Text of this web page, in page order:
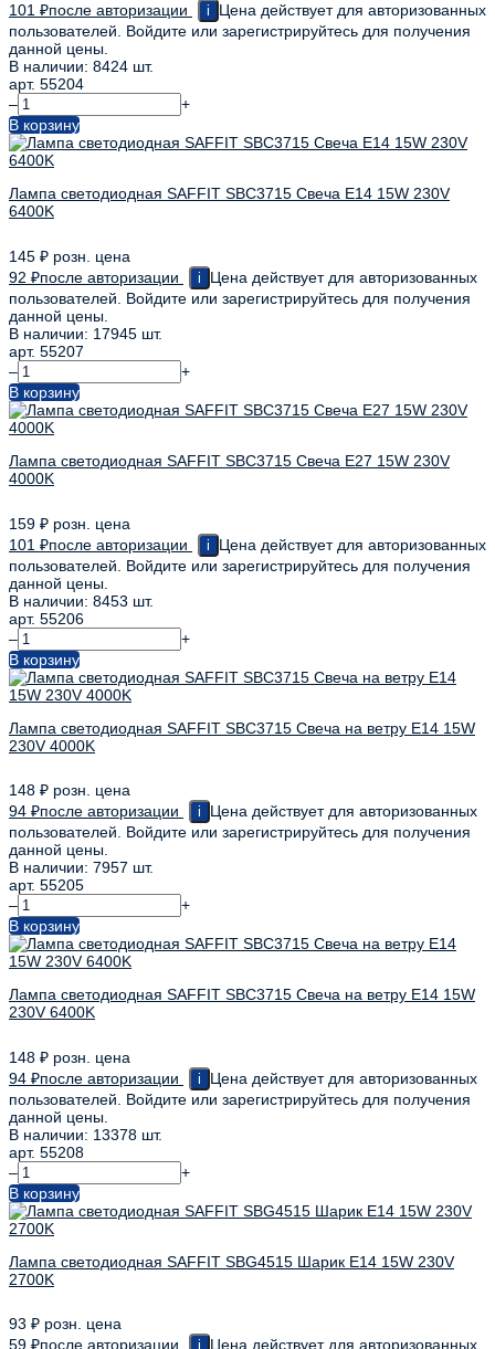
101 ₽после авторизации i
Цена действует для авторизованных
пользователей. Войдите или зарегистрируйтесь для получения
данной цены.
В наличии: 8424 шт.
арт. 55204
–
+
В корзину
Лампа светодиодная SAFFIT SBC3715 Свеча E14 15W 230V
6400K
145 ₽ розн. цена
92 ₽после авторизации i
Цена действует для авторизованных
пользователей. Войдите или зарегистрируйтесь для получения
данной цены.
В наличии: 17945 шт.
арт. 55207
–
+
В корзину
Лампа светодиодная SAFFIT SBC3715 Свеча E27 15W 230V
4000K
159 ₽ розн. цена
101 ₽после авторизации i
Цена действует для авторизованных
пользователей. Войдите или зарегистрируйтесь для получения
данной цены.
В наличии: 8453 шт.
арт. 55206
–
+
В корзину
Лампа светодиодная SAFFIT SBC3715 Свеча на ветру E14 15W
230V 4000K
148 ₽ розн. цена
94 ₽после авторизации i
Цена действует для авторизованных
пользователей. Войдите или зарегистрируйтесь для получения
данной цены.
В наличии: 7957 шт.
арт. 55205
–
+
В корзину
Лампа светодиодная SAFFIT SBC3715 Свеча на ветру E14 15W
230V 6400K
148 ₽ розн. цена
94 ₽после авторизации i
Цена действует для авторизованных
пользователей. Войдите или зарегистрируйтесь для получения
данной цены.
В наличии: 13378 шт.
арт. 55208
–
+
В корзину
Лампа светодиодная SAFFIT SBG4515 Шарик E14 15W 230V
2700K
93 ₽ розн. цена
59 ₽после авторизации i Цена действует для авторизованных